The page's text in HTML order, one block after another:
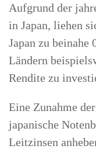
Aufgrund der
in Japan, liehen
Japan zu
Ländern
Rendite zu
Eine Zunahme
japanische
Leitzinsen